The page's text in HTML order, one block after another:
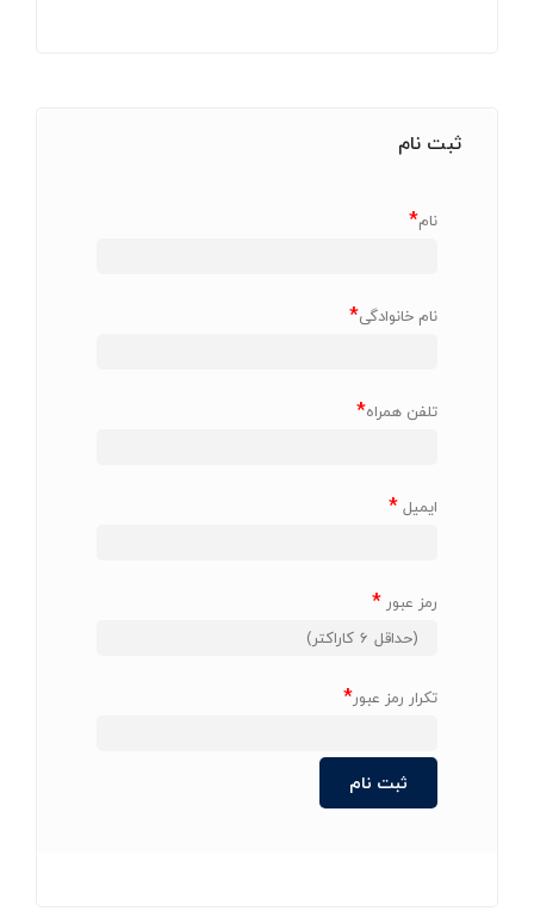
ثبت نام
نام*
نام خانوادگی*
تلفن همراه*
ایمیل*
رمز عبور *
تکرار رمز عبور*